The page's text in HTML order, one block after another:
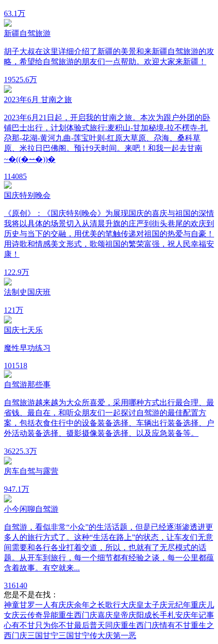
63.1万
新疆自驾旅游
胡子大叔在这里详细介绍了新疆的美景和来新疆自驾旅游的攻
略，希望给自驾旅游的朋友们一点帮助。欢迎大家来新疆！
19525.6万
2023年6月 甘南之旅
2023年6月21日起，开启我的甘南之旅。本次为跟户外团的卧
铺巴士出行，计划体验式旅行:麦积山-甘加秘境-拉不楞寺-扎
尕那-花湖-黄河九曲-莲宝叶则-红原大草原、尕海、桑科草
原、米拉日巴佛阁。预计9天时间。来吧！和我一起去甘南
~�((�⥎�))�
114085
国庆特别晚会
《原创》：《国庆特别晚会》为展现国庆的喜庆与祖国的深情
我将以具体的场景切入从清晨升旗的庄严到街头巷尾的欢庆到
历史与当下的交融，用优美的笔触传递对祖国的热爱与自豪！
用诗歌和情感美文形式，歌颂祖国的繁荣富强，祝人民幸福安
康！
122.9万
法制史国庆班
121万
国庆七天乐
魔性早功练习
101518
自驾游那些事
自驾旅游越来越为大众所喜爱，采用哪种方式出行最合理、最
省钱、最自在，和听众朋友们一起探讨自驾游的最佳配置方
案，包括衣食住行中的设备装备选择、车辆出行装备选择、户
外活动装备选择、摄影摄像装备选择、以及应急装备等。
36225.3万
房车自驾与露营
947.1万
小今闲聊自驾游
自驾游，看似非常“小众”的生活话题，但是已经逐渐渗透进更
多人的旅行方式了。这种“生活在路上”的状态，让车友们无意
间需要和各行各业打着交道，所以，也就有了无尽模式的话
题。从开车到旅行，每一个细节都有经验之谈，每一公里都蕴
含着故事。有空就来...
316140
您是不是在找：
神童甘罗一人有庆庆余年之长歌行大庆皇太子庆元纪年重庆儿
女庆云传奇异能重生西门庆嘉庆皇帝庆阳成长手札安庆年记事
心有不甘只为你不甘最后普天同庆重生西门庆情有不甘重生之
西门庆三国甘宁三国甘宁传大庆第一恶